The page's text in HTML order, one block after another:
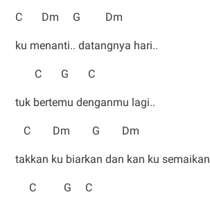
C Dm G Dm
ku menanti.. datangnya hari..
C G C
tuk bertemu denganmu lagi..
C Dm G Dm
takkan ku biarkan dan kan ku semaikan
C G C